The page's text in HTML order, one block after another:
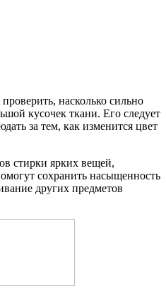
насколько сильно
кусочек ткани. Его следует
за тем, как изменится цвет
стирки ярких вещей,
сохранить насыщенность
других предметов